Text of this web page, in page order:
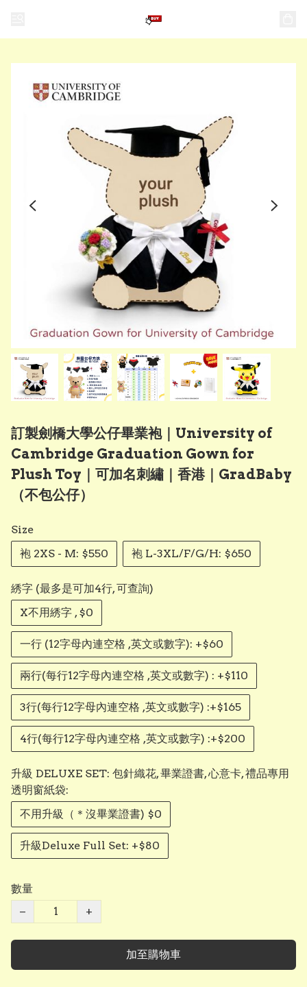
訂製劍橋大學公仔畢業袍｜University of
Cambridge Graduation Gown for
Plush Toy｜可加名刺繡｜香港｜GradBaby
（不包公仔）
Size
袍 2XS - M: $550
袍 L-3XL/F/G/H: $650
綉字 (最多是可加4行, 可查詢)
X不用綉字 , $0
一行 (12字母內連空格 ,英文或數字): +$60
兩行(每行12字母內連空格 ,英文或數字) : +$110
3行(每行12字母內連空格 ,英文或數字) :+$165
4行(每行12字母內連空格 ,英文或數字) :+$200
升級 DELUXE SET: 包針織花, 畢業證書, 心意卡, 禮品專用
透明窗紙袋:
不用升級（＊沒畢業證書) $0
升級Deluxe Full Set: +$80
數量
−
+
加至購物車